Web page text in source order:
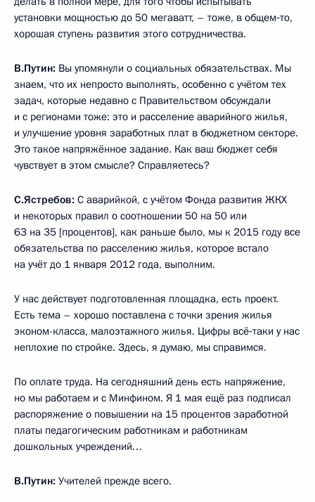
установки мощностью до 50 мегаватт, – тоже, в общем‑то,
хорошая ступень развития этого сотрудничества.
В.Путин: Вы упомянули о социальных обязательствах. Мы
знаем, что их непросто выполнять, особенно с учётом тех
задач, которые недавно с Правительством обсуждали
и с регионами тоже: это и расселение аварийного жилья,
и улучшение уровня заработных плат в бюджетном секторе.
Это такое напряжённое задание. Как ваш бюджет себя
чувствует в этом смысле? Справляетесь?
С.Ястребов: С аварийкой, с учётом Фонда развития ЖКХ
и некоторых правил о соотношении 50 на 50 или
63 на 35 [процентов], как раньше было, мы к 2015 году все
обязательства по расселению жилья, которое встало
на учёт до 1 января 2012 года, выполним.
У нас действует подготовленная площадка, есть проект.
Есть тема – хорошо поставлена с точки зрения жилья
эконом-класса, малоэтажного жилья. Цифры всё‑таки у нас
неплохие по стройке. Здесь, я думаю, мы справимся.
По оплате труда. На сегодняшний день есть напряжение,
но мы работаем и с Минфином. Я 1 мая ещё раз подписал
распоряжение о повышении на 15 процентов заработной
платы педагогическим работникам и работникам
дошкольных учреждений…
В.Путин: Учителей прежде всего.